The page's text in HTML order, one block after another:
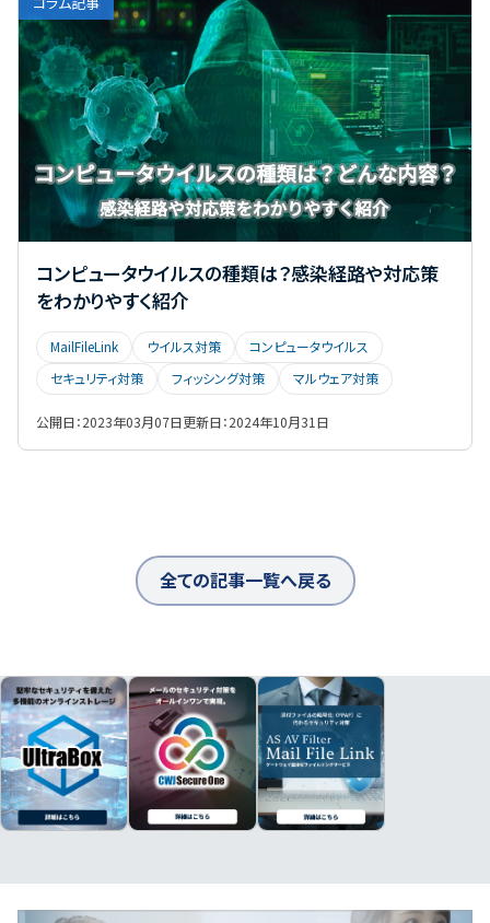
コンピュータウイルスの種類は？感染経路や対応策
をわかりやすく紹介
MailFileLink ウイルス対策
コンピュータウイルス
セキュリティ対策
フィッシング対策 マルウェア対策
公開日：2023年03月07日更新日：2024年10月31日
全ての記事一覧へ戻る